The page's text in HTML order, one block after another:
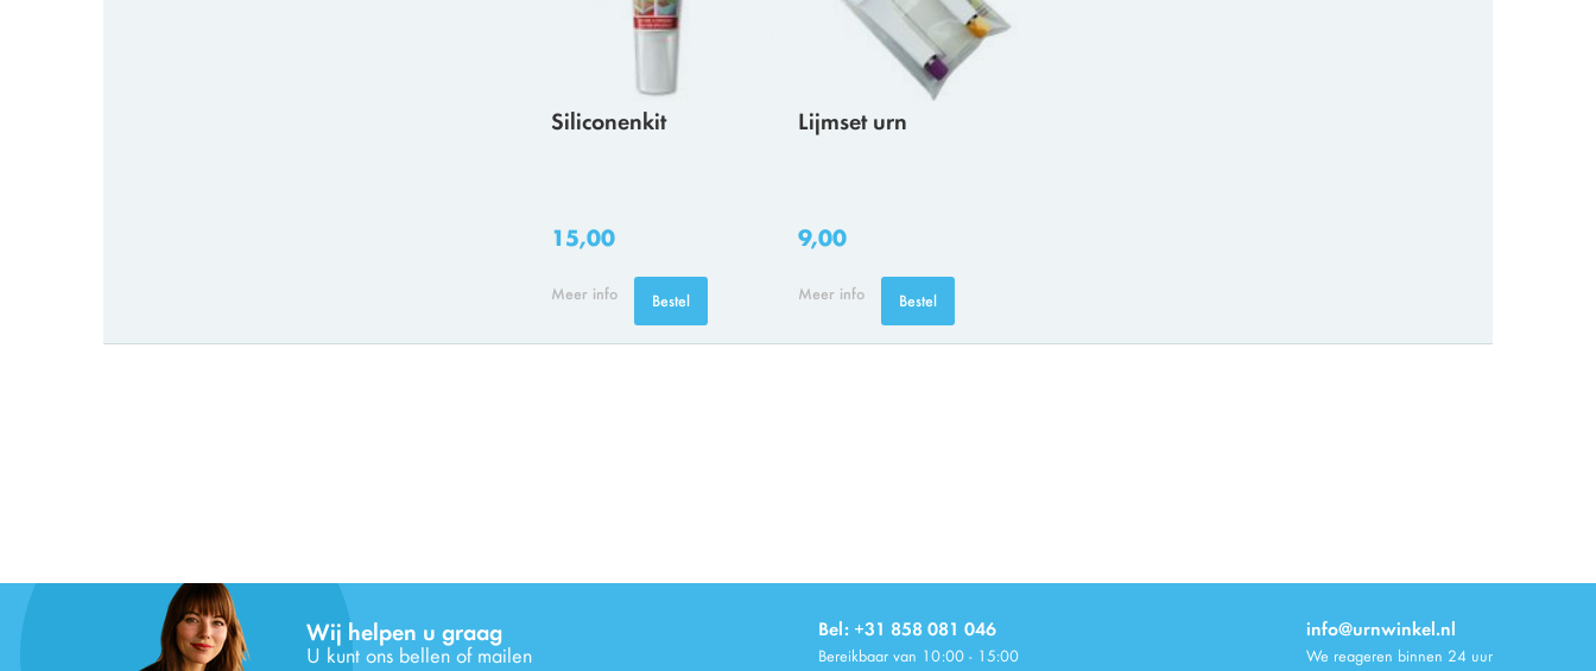
Siliconenkit
15,00
Meer info Bestel
Lijmset urn
9,00
Meer info Bestel
Wij helpen u graag
U kunt ons bellen of mailen
Bel: +31 858 081 046
Bereikbaar van 10:00 - 15:00
info@urnwinkel.nl
We reageren binnen 24 uur